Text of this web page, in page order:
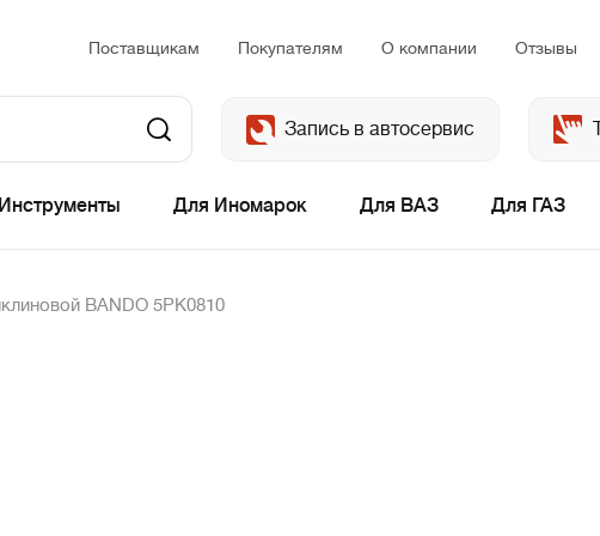
Поставщикам Покупателям О компании Отзывы
Запись в автосервис
Инструменты Для Иномарок Для ВАЗ Для ГАЗ
BANDO 5PK0810